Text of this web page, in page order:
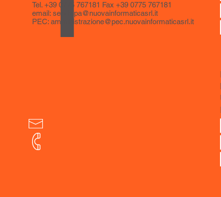
Tel. +39 0775 767181 Fax +39 0775 767181
email: servizipa@nuovainformaticasrl.it
PEC: amministrazione@pec.nuovainformaticasrl.it